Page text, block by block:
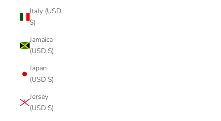
Italy (USD
$)
Jamaica
(USD $)
Japan
(USD $)
Jersey
(USD $)